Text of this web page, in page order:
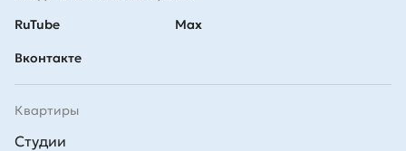
RuTube
Вконтакте
Max
Квартиры
Студии